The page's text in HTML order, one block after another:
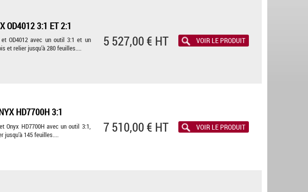
OD4012 3:1 ET 2:1
et OD4012 avec un outil 3:1 et un
et relier jusqu’à 280 feuilles....
5 527,00 € HT VOIR LE PRODUIT
HD7700H 3:1
Onyx HD7700H avec un outil 3:1,
jusqu’à 145 feuilles....
7 510,00 € HT VOIR LE PRODUIT